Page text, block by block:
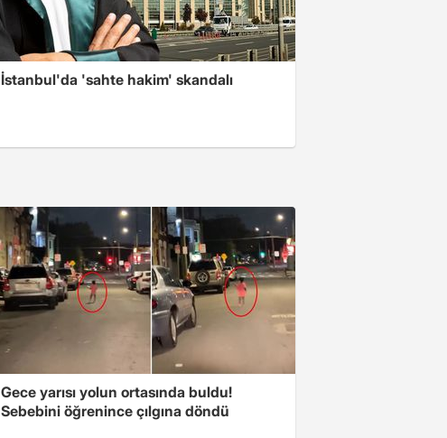
İstanbul'da 'sahte hakim' skandalı
Gece yarısı yolun ortasında buldu!
Sebebini öğrenince çılgına döndü